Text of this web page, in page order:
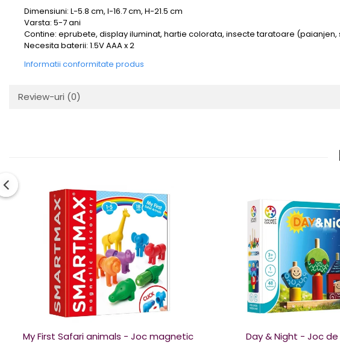
Dimensiuni: L-5.8 cm, l-16.7 cm, H-21.5 cm
Varsta: 5-7 ani
Contine: eprubete, display iluminat, hartie colorata, insecte taratoare
Necesita baterii: 1.5V AAA x 2
Informatii conformitate produs
Review-uri (0)
My First Safari animals - Joc magnetic Day & Night - Joc